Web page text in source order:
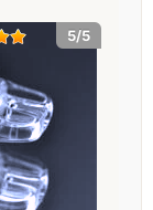
5/5